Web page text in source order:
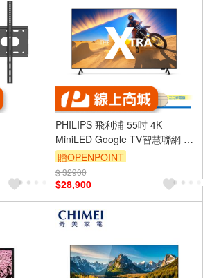
PHILIPS 飛利浦 55吋 4K
MiniLED Google TV智慧聯網 液
晶顯示器 不含視訊盒
55PML9109
贈OPENPOINT
$ 32900
$28,900